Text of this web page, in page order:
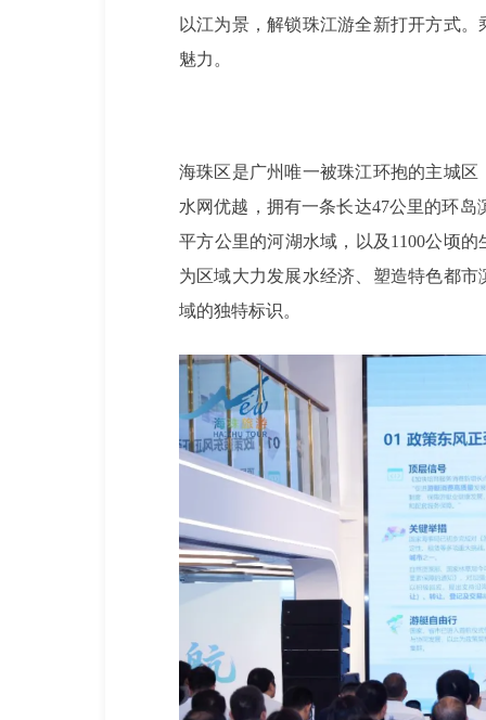
以江为景，解锁珠江游全新打开方式
魅力。
海珠区是广州唯一被珠江环抱的主城
水网优越，拥有一条长达47公里的环岛
平方公里的河湖水域，以及1100公顷
为区域大力发展水经济、塑造特色都
域的独特标识。